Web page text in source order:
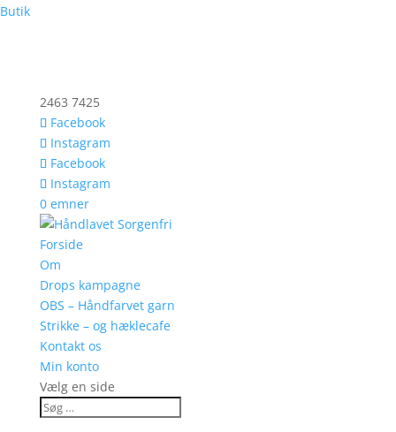
Butik
2463 7425
Facebook
Instagram
Facebook
Instagram
0 emner
Forside
Om
Drops kampagne
OBS – Håndfarvet garn
Strikke – og hæklecafe
Kontakt os
Min konto
Vælg en side